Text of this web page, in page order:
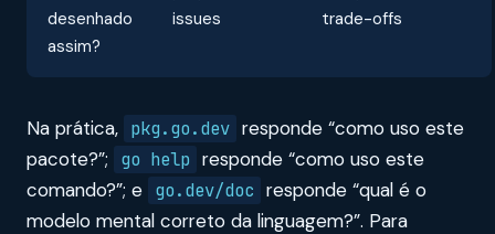
desenhado
assim?
issues
trade-offs
Na prática, pkg.go.dev responde “como uso este
pacote?”;
go help responde “como uso este
comando?”; e go.dev/doc responde “qual é o
modelo mental correto da linguagem?”. Para